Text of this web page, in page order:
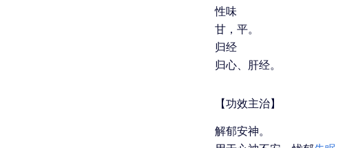
性味
甘，平。
归经
归心、肝经。
【功效主治】
解郁安神。